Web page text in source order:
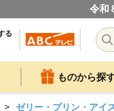
令和
る
ものから探
ゼリー・プリン・アイ